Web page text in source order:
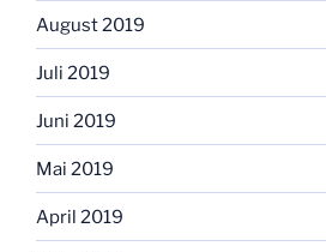
August 2019
Juli 2019
Juni 2019
Mai 2019
April 2019